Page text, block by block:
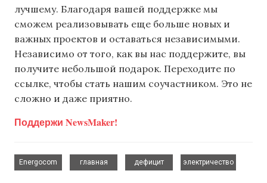
лучшему. Благодаря вашей поддержке мы
сможем реализовывать еще больше новых и
важных проектов и оставаться независимыми.
Независимо от того, как вы нас поддержите, вы
получите небольшой подарок. Переходите по
ссылке, чтобы стать нашим соучастником. Это не
сложно и даже приятно.
Поддержи NewsMaker!
Energocom
главная
дефицит
электричество